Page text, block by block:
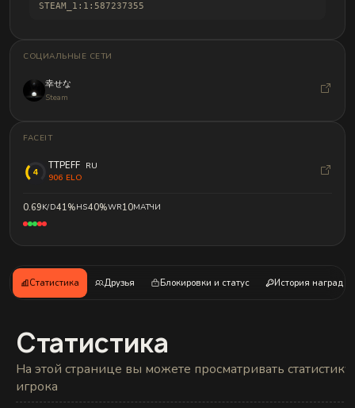
STEAM_1:1:587237355
СОЦИАЛЬНЫЕ СЕТИ
幸せな
Steam
FACEIT
TTPEFF RU
906 ELO
0.69K/D41%HS40%WR10МАТЧИ
Статистика Друзья Блокировки и статус История наград
Статистика
На этой странице вы можете просматривать статистику
игрока
д
л
в